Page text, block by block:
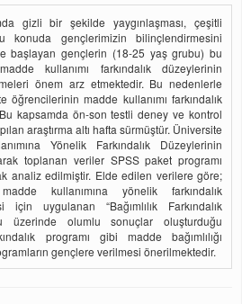
gizli bir şekilde yaygınlaşması, çeşitli
konuda gençlerimizin bilinçlendirmesini
başlayan gençlerin (18-25 yaş grubu) bu
kullanımı farkındalık düzeylerinin
önem arz etmektedir. Bu nedenlerle
öğrencilerinin madde kullanımı farkındalık
kapsamda ön-son testli deney ve kontrol
araştırma altı hafta sürmüştür. Üniversite
Yönelik Farkındalık Düzeylerinin
toplanan veriler SPSS paket programı
analiz edilmiştir. Elde edilen verilere göre;
kullanımına yönelik farkındalık
için uygulanan “Bağımlılık Farkındalık
üzerinde olumlu sonuçlar oluşturduğu
programı gibi madde bağımlılığı
gençlere verilmesi önerilmektedir.